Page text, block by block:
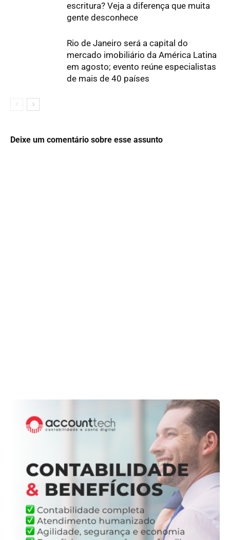
escritura? Veja a diferença que muita
gente desconhece
Rio de Janeiro será a capital do
mercado imobiliário da América Latina
em agosto; evento reúne especialistas
de mais de 40 países
Deixe um comentário sobre esse assunto